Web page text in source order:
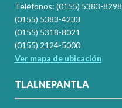
Teléfonos: (0155) 5383-8298
(0155) 5383-4233
(0155) 5318-8021
(0155) 2124-5000
Ver mapa de ubicación
TLALNEPANTLA